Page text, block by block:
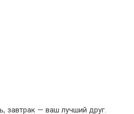
завтрак — ваш лучший друг.